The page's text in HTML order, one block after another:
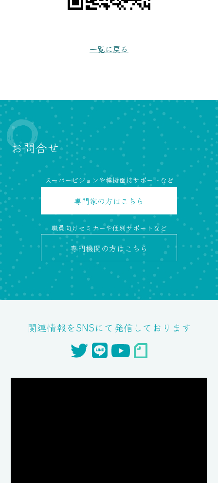
一覧に戻る
お問合せ
スーパービジョンや模擬面接サポートなど
専門家の方はこちら
職員向けセミナーや個別サポートなど
専門機関の方はこちら
関連情報をSNSにて発信しております